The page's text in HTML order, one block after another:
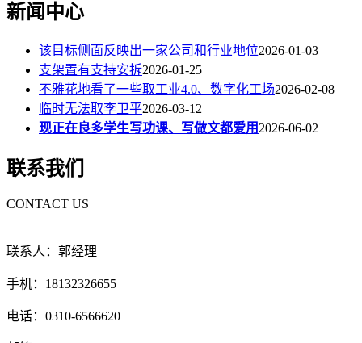
新闻中心
该目标侧面反映出一家公司和行业地位2026-01-03
支架置有支持安拆2026-01-25
不雅花地看了一些取工业4.0、数字化工场2026-02-08
临时无法取李卫平2026-03-12
现正在良多学生写功课、写做文都爱用2026-06-02
联系我们
CONTACT US
联系人：郭经理
手机：18132326655
电话：0310-6566620